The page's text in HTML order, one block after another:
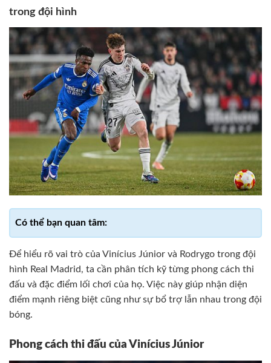
trong đội hình
Để hiểu rõ vai trò của Vinícius Júnior và Rodrygo trong đội
hình Real Madrid, ta cần phân tích kỹ từng phong cách thi
đấu và đặc điểm lối chơi của họ. Việc này giúp nhận diện
điểm mạnh riêng biệt cũng như sự bổ trợ lẫn nhau trong đội
bóng.
Phong cách thi đấu của Vinícius Júnior